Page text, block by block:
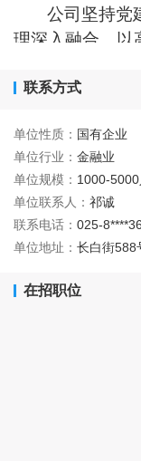
公司坚持党
理深入融合，以
“
率先布局国内消
发展定位，持续
造特色鲜明和专
凡奋斗者提供普
民消费提质升级
求，致力成为市
联系方式
单位性质： 国有企业
单位行业： 金融业
单位规模： 1000-5000
单位联系人： 祁诚
联系电话： 025-
单位地址： 长白街588
在招职位